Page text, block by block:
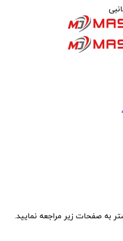
به صفحات زیر مراجعه نمایید.